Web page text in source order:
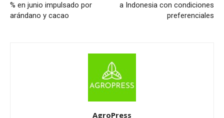
% en junio impulsado por
arándano y cacao
a Indonesia con condiciones
preferenciales
AgroPress